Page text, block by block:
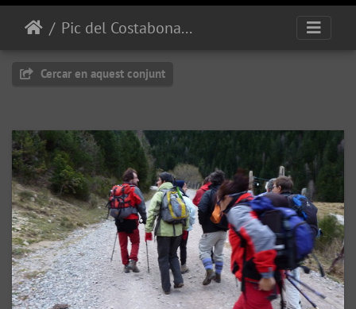
Pic del Costabona (2465 m.)
Cercar en aquest conjunt